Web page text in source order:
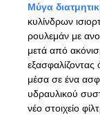
Μύγα
κυλίνδρων
ρουλεμάν με
μετά από
εξασφαλίζοντας
μέσα σε ένα
υδραυλικού
νέο στοιχείο